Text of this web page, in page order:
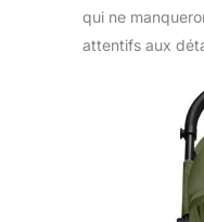
qui ne
attentifs aux